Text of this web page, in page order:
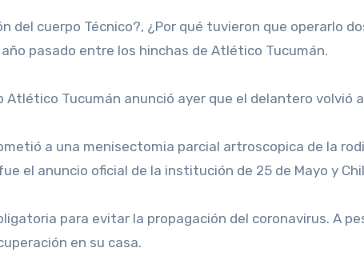
pasado entre los hinchas de Atlético Tucumán.
Atlético Tucumán anunció ayer que el delantero volvió
a una menisectomia parcial artroscopica de la
el anuncio oficial de la institución de 25 de Mayo y
para evitar la propagación del coronavirus. A
en su casa.